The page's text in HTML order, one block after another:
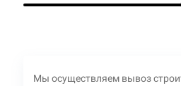
Мы осуществляем вывоз